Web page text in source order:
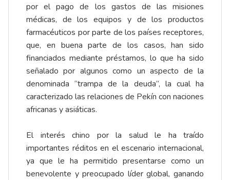
por el pago de los gastos de las misiones
médicas, de los equipos y de los productos
farmacéuticos por parte de los países receptores,
que, en buena parte de los casos, han sido
financiados mediante préstamos, lo que ha sido
señalado por algunos como un aspecto de la
denominada “trampa de la deuda”, la cual ha
caracterizado las relaciones de Pekín con naciones
africanas y asiáticas.
El interés chino por la salud le ha traído
importantes réditos en el escenario internacional,
ya que le ha permitido presentarse como un
benevolente y preocupado líder global, ganando